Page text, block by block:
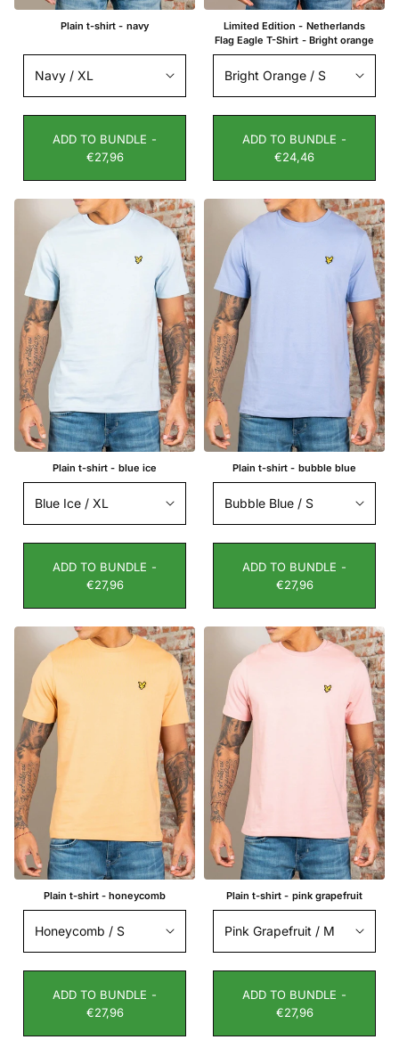
Plain t-shirt - navy
ADD TO BUNDLE -
€27,96
Limited Edition - Netherlands
Flag Eagle T-Shirt - Bright orange
ADD TO BUNDLE -
€24,46
Plain t-shirt - blue ice
ADD TO BUNDLE -
€27,96
Plain t-shirt - bubble blue
ADD TO BUNDLE -
€27,96
Plain t-shirt - honeycomb
ADD TO BUNDLE -
€27,96
Plain t-shirt - pink grapefruit
ADD TO BUNDLE -
€27,96